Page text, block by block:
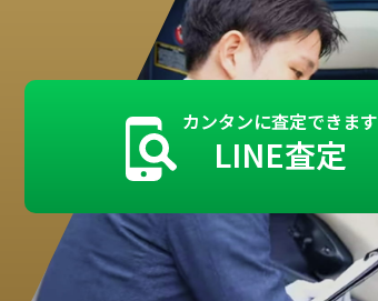
カンタンに査定できます
LINE査定